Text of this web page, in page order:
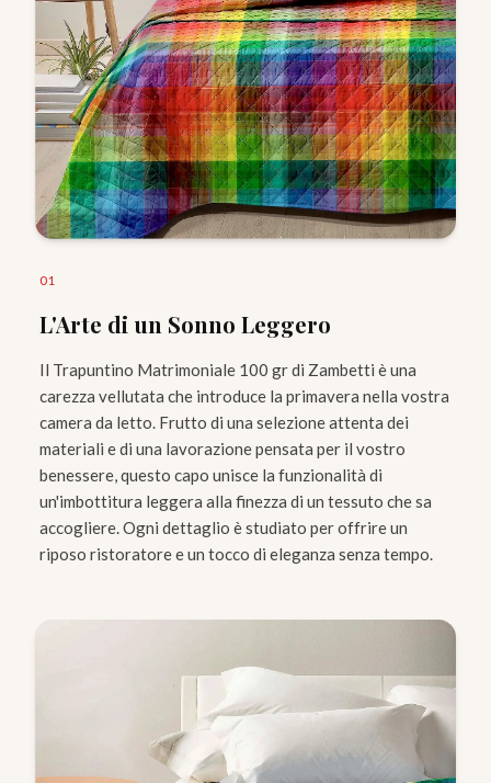
01
L'Arte di un Sonno Leggero
Il Trapuntino Matrimoniale 100 gr di Zambetti è una
carezza vellutata che introduce la primavera nella vostra
camera da letto. Frutto di una selezione attenta dei
materiali e di una lavorazione pensata per il vostro
benessere, questo capo unisce la funzionalità di
un'imbottitura leggera alla finezza di un tessuto che sa
accogliere. Ogni dettaglio è studiato per offrire un
riposo ristoratore e un tocco di eleganza senza tempo.